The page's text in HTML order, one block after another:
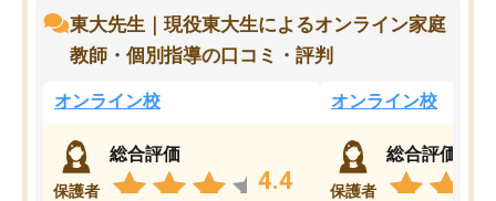
東大先生｜現役東大生によるオンライン家庭
教師・個別指導の口コミ・評判
オンライン校
保護者
総合評価
4.4
オンライン校
保護者
総合評価